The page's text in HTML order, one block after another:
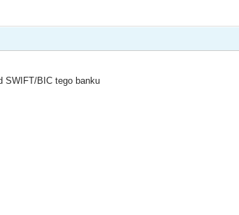
SWIFT/BIC tego banku